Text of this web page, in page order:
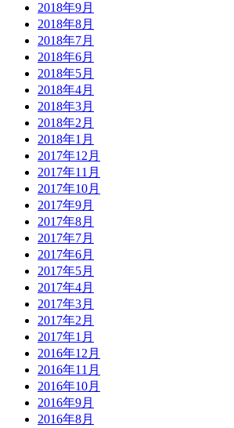
2018年9月
2018年8月
2018年7月
2018年6月
2018年5月
2018年4月
2018年3月
2018年2月
2018年1月
2017年12月
2017年11月
2017年10月
2017年9月
2017年8月
2017年7月
2017年6月
2017年5月
2017年4月
2017年3月
2017年2月
2017年1月
2016年12月
2016年11月
2016年10月
2016年9月
2016年8月